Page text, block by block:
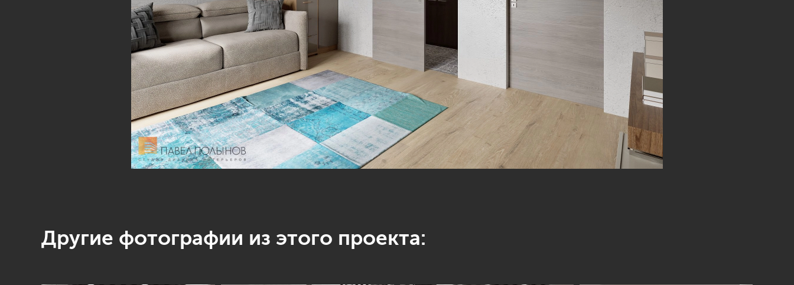
Другие фотографии из этого проекта: